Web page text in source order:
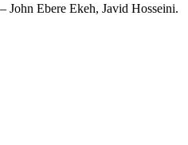
Ebere Ekeh, Javid Hosseini.